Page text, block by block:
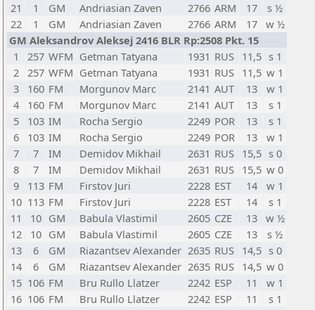
21
1 GM Andriasian Zaven 2766 ARM 17
s ½
22
1 GM Andriasian Zaven 2766 ARM 17 w ½
GM Aleksandrov Aleksej 2416 BLR Rp:2508 Pkt. 15
1
257 WFM Getman Tatyana 1931 RUS 11,5 s 1
2 257 WFM Getman Tatyana 1931 RUS 11,5 w 1
3
160 FM Morgunov Marc 2141 AUT 13
w 1
4
160 FM Morgunov Marc 2141 AUT 13
s 1
5
103 IM Rocha Sergio 2249 POR 13
s 1
6
103 IM Rocha Sergio 2249 POR 13
w 1
7
7 IM Demidov Mikhail 2631 RUS 15,5 s 0
8
7 IM Demidov Mikhail 2631 RUS 15,5 w 0
9
113 FM Firstov Juri 2228 EST 14
w 1
10 113 FM Firstov Juri 2228 EST 14
s 1
11
10 GM Babula Vlastimil 2605 CZE 13 w ½
12
10 GM Babula Vlastimil 2605 CZE 13
s ½
13
6 GM Riazantsev Alexander 2635 RUS 14,5 s 0
14
6 GM Riazantsev Alexander 2635 RUS 14,5 w 0
15 106 FM Bru Rullo Llatzer 2242 ESP 11
w 1
16 106 FM Bru Rullo Llatzer 2242 ESP 11
s 1